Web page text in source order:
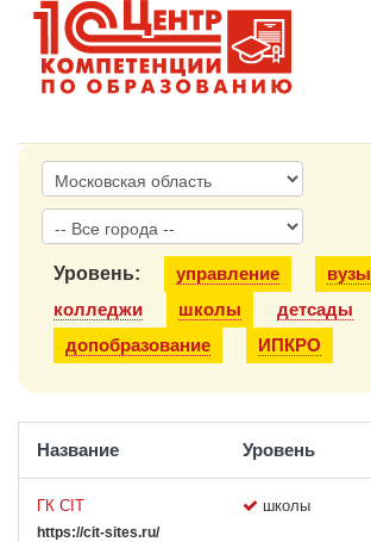
1С:Образование
Образовательные программы
Уровень: управление
вузы
колледжи
школы
детсады
допобразование
ИПКРО
Название Уровень
ГК CIT
https://cit-sites.ru/
школы